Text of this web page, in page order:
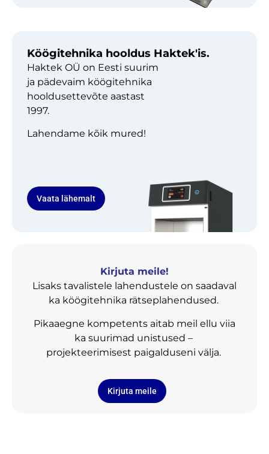
Köögitehnika hooldus Haktek'is.
Haktek OÜ on Eesti suurim
ja pädevaim köögitehnika
hooldusettevõte aastast
1997.
Lahendame kõik mured!
Vaata lähemalt
Kirjuta meile!
Lisaks tavalistele lahendustele on saadaval
ka köögitehnika rätseplahendused.
Pikaaegne kompetents aitab meil ellu viia
ka suurimad unistused –
projekteerimisest paigalduseni välja.
Kirjuta meile